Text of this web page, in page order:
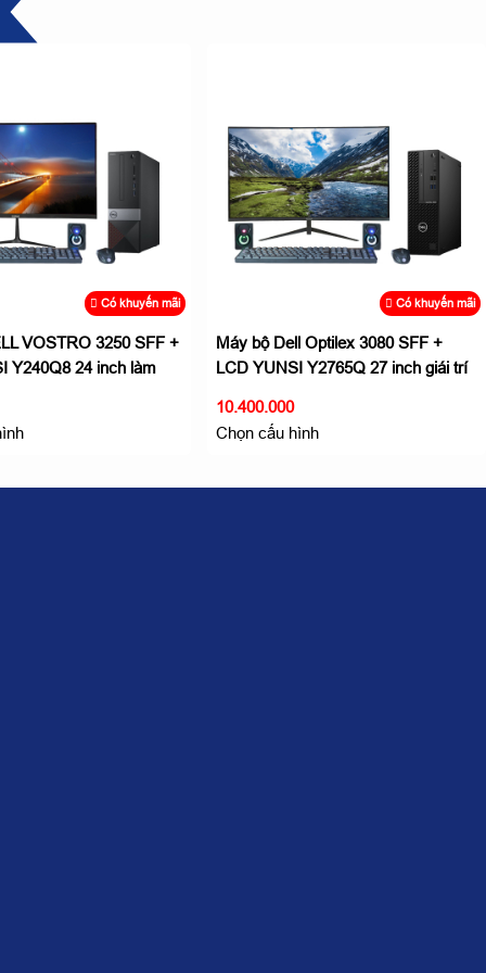
Có khuyến mãi
VOSTRO 3250 SFF +
Y240Q8 24 inch làm
Có khuyến mãi
Máy bộ Dell Optilex 3080 SFF +
LCD YUNSI Y2765Q 27 inch giái trí
10.400.000
Chọn cấu hình